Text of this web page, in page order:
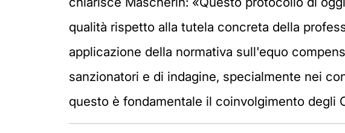
qualità rispetto alla tutela concreta della
applicazione della normativa sull'equo
sanzionatori e di indagine, specialmente nei
questo è fondamentale il coinvolgimento degli